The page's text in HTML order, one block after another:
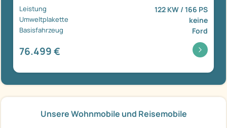
Leistung 122 KW / 166 PS
Umweltplakette keine
Basisfahrzeug Ford
76.499 €
Unsere Wohnmobile und Reisemobile